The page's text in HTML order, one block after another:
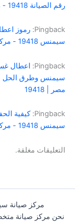
رقم الصيانة 19418 - مركز صيانة سيمنس مصر | 19418
Pingback: رموز
سيمنس 19418 - مركز صيانة سيمنس مصر | 19418
Pingback: اعطال
مصر | 19418
Pingback: كيفية
سيمنس 19418 - مركز صيانة سيمنس مصر | 19418
التعليقات مغلقة.
مركز صيانة